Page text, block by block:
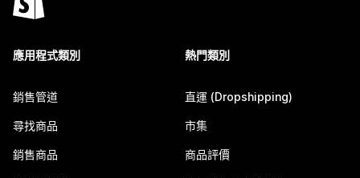
應用程式類別
銷售管道
尋找商品
銷售商品
熱門類別
直運 (Dropshipping)
市集
商品評價